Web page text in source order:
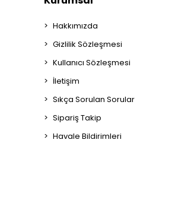
Hakkımızda
Gizlilik Sözleşmesi
Kullanıcı Sözleşmesi
İletişim
Sıkça Sorulan Sorular
Sipariş Takip
Havale Bildirimleri